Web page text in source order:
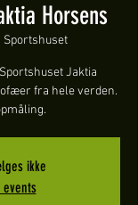
Horsens
Sportshuset
Jaktia
fra hele verden.
ikke
events